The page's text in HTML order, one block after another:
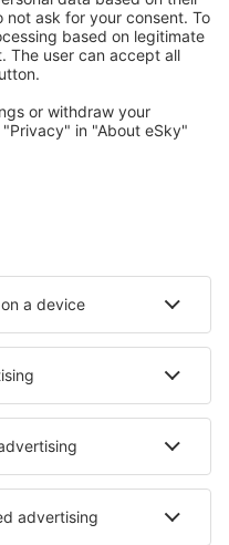
hoteluri, cabane,
către utilizatorii eSky
Ban Khlong Samrong
Lu